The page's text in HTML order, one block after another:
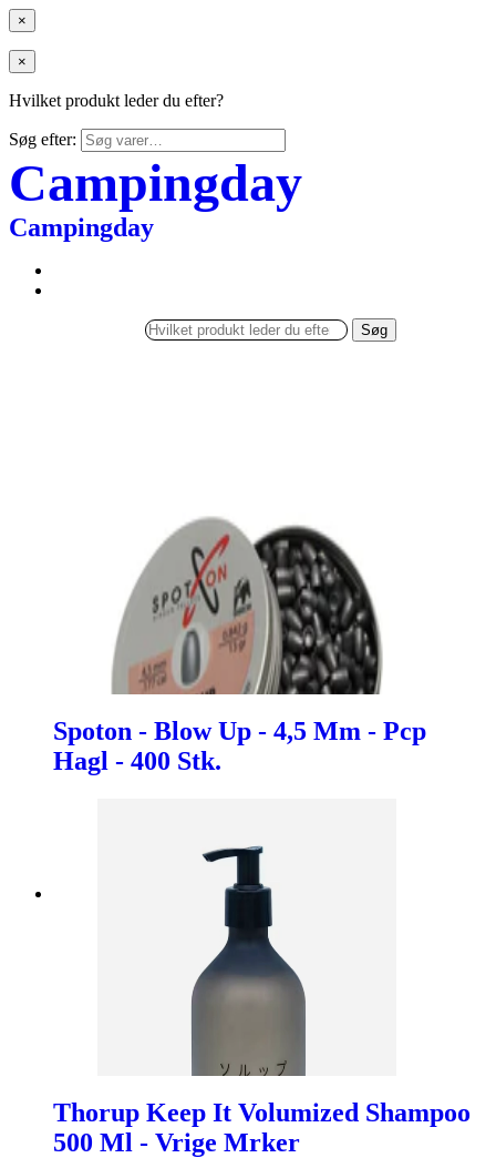
×
×
Hvilket produkt leder du efter?
Søg efter:
Campingday
Campingday
Søg
Spoton - Blow Up - 4,5 Mm - Pcp
Hagl - 400 Stk.
Thorup Keep It Volumized Shampoo
500 Ml - Vrige Mrker